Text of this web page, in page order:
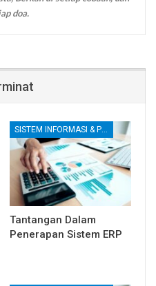
doa.
SISTEM INFORMASI & PENGENDALIAN INTERNAL
Tantangan Dalam
Penerapan Sistem ERP